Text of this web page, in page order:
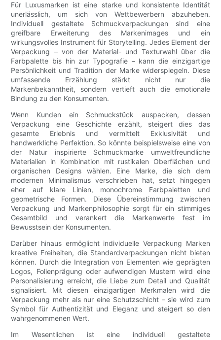
Für Luxusmarken ist eine starke und konsistente Identität
unerlässlich, um sich von Wettbewerbern abzuheben.
Individuell gestaltete Schmuckverpackungen sind eine
greifbare Erweiterung des Markenimages und ein
wirkungsvolles Instrument für Storytelling. Jedes Element der
Verpackung – von der Material- und Texturwahl über die
Farbpalette bis hin zur Typografie – kann die einzigartige
Persönlichkeit und Tradition der Marke widerspiegeln. Diese
umfassende Erzählung stärkt nicht nur die
Markenbekanntheit, sondern vertieft auch die emotionale
Bindung zu den Konsumenten.
Wenn Kunden ein Schmuckstück auspacken, dessen
Verpackung eine Geschichte erzählt, steigert dies das
gesamte Erlebnis und vermittelt Exklusivität und
handwerkliche Perfektion. So könnte beispielsweise eine von
der Natur inspirierte Schmuckmarke umweltfreundliche
Materialien in Kombination mit rustikalen Oberflächen und
organischen Designs wählen. Eine Marke, die sich dem
modernen Minimalismus verschrieben hat, setzt hingegen
eher auf klare Linien, monochrome Farbpaletten und
geometrische Formen. Diese Übereinstimmung zwischen
Verpackung und Markenphilosophie sorgt für ein stimmiges
Gesamtbild und verankert die Markenwerte fest im
Bewusstsein der Konsumenten.
Darüber hinaus ermöglicht individuelle Verpackung Marken
kreative Freiheiten, die Standardverpackungen nicht bieten
können. Durch die Integration von Elementen wie geprägten
Logos, Folienprägung oder aufwendigen Mustern wird eine
Personalisierung erreicht, die Liebe zum Detail und Qualität
signalisiert. Mit diesen einzigartigen Merkmalen wird die
Verpackung mehr als nur eine Schutzschicht – sie wird zum
Symbol für Authentizität und Eleganz und steigert so den
wahrgenommenen Wert.
Im Wesentlichen ist eine individuell gestaltete